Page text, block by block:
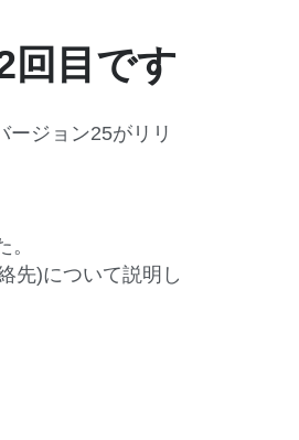
回目です
ージョン25がリリ
先)について説明し